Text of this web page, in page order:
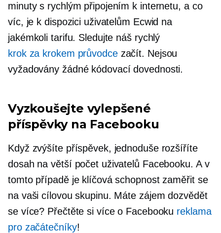
minuty s rychlým připojením k internetu, a co
víc, je k dispozici uživatelům Ecwid na
jakémkoli tarifu. Sledujte náš rychlý
krok za krokem průvodcezačít. Nejsou
vyžadovány žádné kódovací dovednosti.
Vyzkoušejte vylepšené
příspěvky na Facebooku
Když zvýšíte příspěvek, jednoduše rozšíříte
dosah na větší počet uživatelů Facebooku. A v
tomto případě je klíčová schopnost zaměřit se
na vaši cílovou skupinu. Máte zájem dozvědět
se více? Přečtěte si více o Facebooku reklama
pro začátečníky!